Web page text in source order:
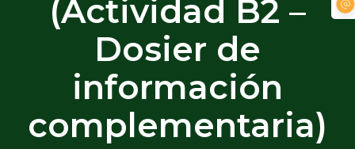
(Actividad B2 –
Dosier de
información
complementaria)